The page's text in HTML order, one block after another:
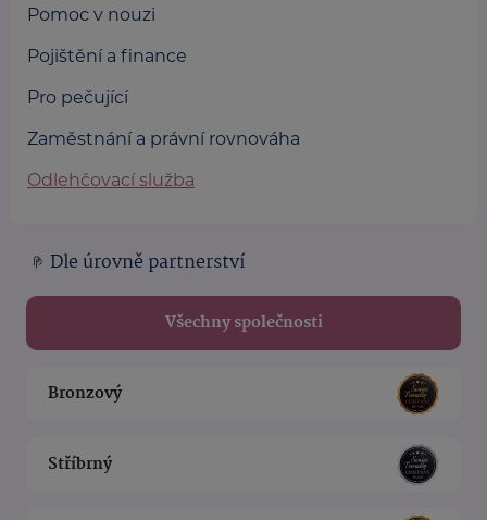
Pomoc v nouzi
Pojištění a finance
Pro pečující
Zaměstnání a právní rovnováha
Odlehčovací služba
Dle úrovně partnerství
Všechny společnosti
Bronzový
Stříbrný